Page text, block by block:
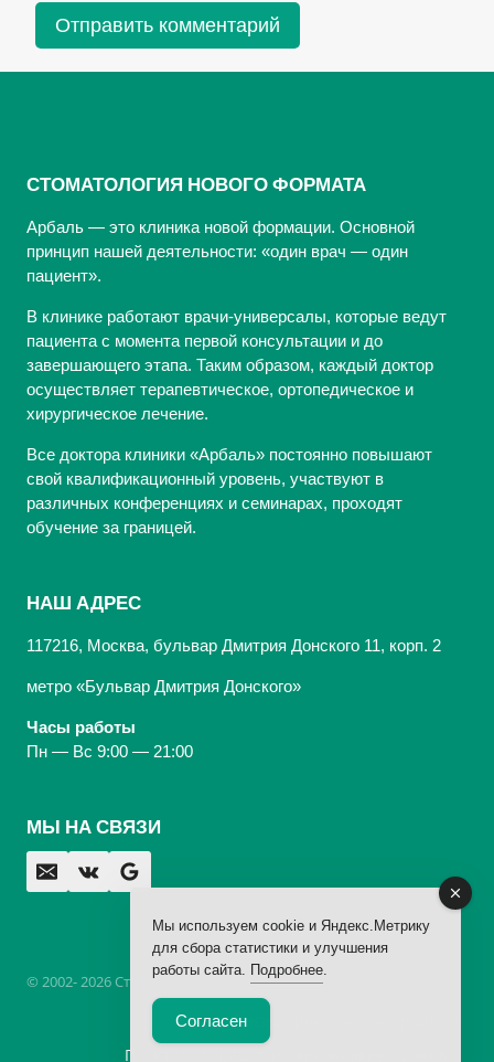
СТОМАТОЛОГИЯ НОВОГО ФОРМАТА
Арбаль — это клиника новой формации. Основной
принцип нашей деятельности: «один врач — один
пациент».
В клинике работают врачи-универсалы, которые ведут
пациента с момента первой консультации и до
завершающего этапа. Таким образом, каждый доктор
осуществляет терапевтическое, ортопедическое и
хирургическое лечение.
Все доктора клиники «Арбаль» постоянно повышают
свой квалификационный уровень, участвуют в
различных конференциях и семинарах, проходят
обучение за границей.
НАШ АДРЕС
117216, Москва, бульвар Дмитрия Донского 11, корп. 2
метро «Бульвар Дмитрия Донского»
Часы работы
Пн — Вс 9:00 — 21:00
МЫ НА СВЯЗИ
© 2002- 2026 Стоматологическая Клиника «Арбаль»,
Политика обработки персональных данных
Мы используем cookie и Яндекс.Метрику
для сбора статистики и улучшения
работы сайта. Подробнее.
Согласен